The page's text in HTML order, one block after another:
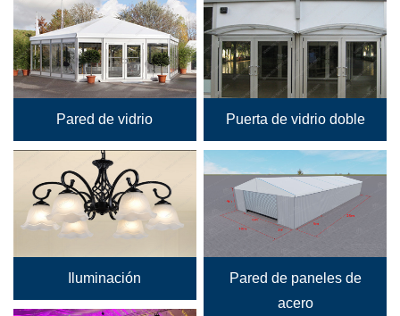
Pared de vidrio Puerta de vidrio doble
Iluminación
Pared de paneles de
acero